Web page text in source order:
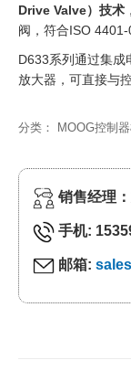
Drive Valve）技术
阀，符合ISO 4401-
D633系列通过集成
放大器，可直接与
分类： MOOG控制
销售经理
手机:
邮箱: